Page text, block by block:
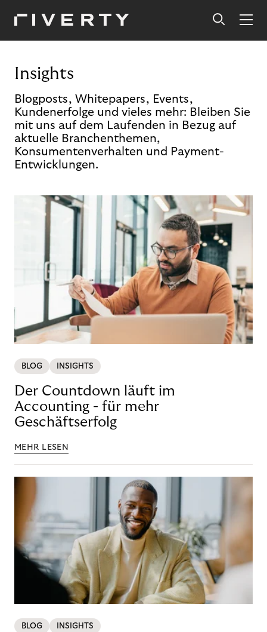
Insights
Blogposts, Whitepapers, Events,
Kundenerfolge und vieles mehr: Bleiben Sie
mit uns auf dem Laufenden in Bezug auf
aktuelle Branchenthemen,
Konsumentenverhalten und Payment-
Entwicklungen.
BLOG INSIGHTS
Der Countdown läuft im
Accounting - für mehr
Geschäftserfolg
MEHR LESEN
BLOG INSIGHTS